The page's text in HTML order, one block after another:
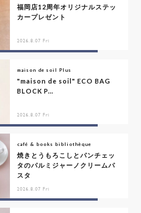
福岡店12周年オリジナルステッ
カープレゼント
2026.8.07 Fri
maison de soil Plus
"maison de soil" ECO BAG
BLOCK P...
2026.8.07 Fri
café & books bibliothèque
焼きとうもろこしとパンチェッ
タのパルミジャーノクリームパ
スタ
2026.8.07 Fri